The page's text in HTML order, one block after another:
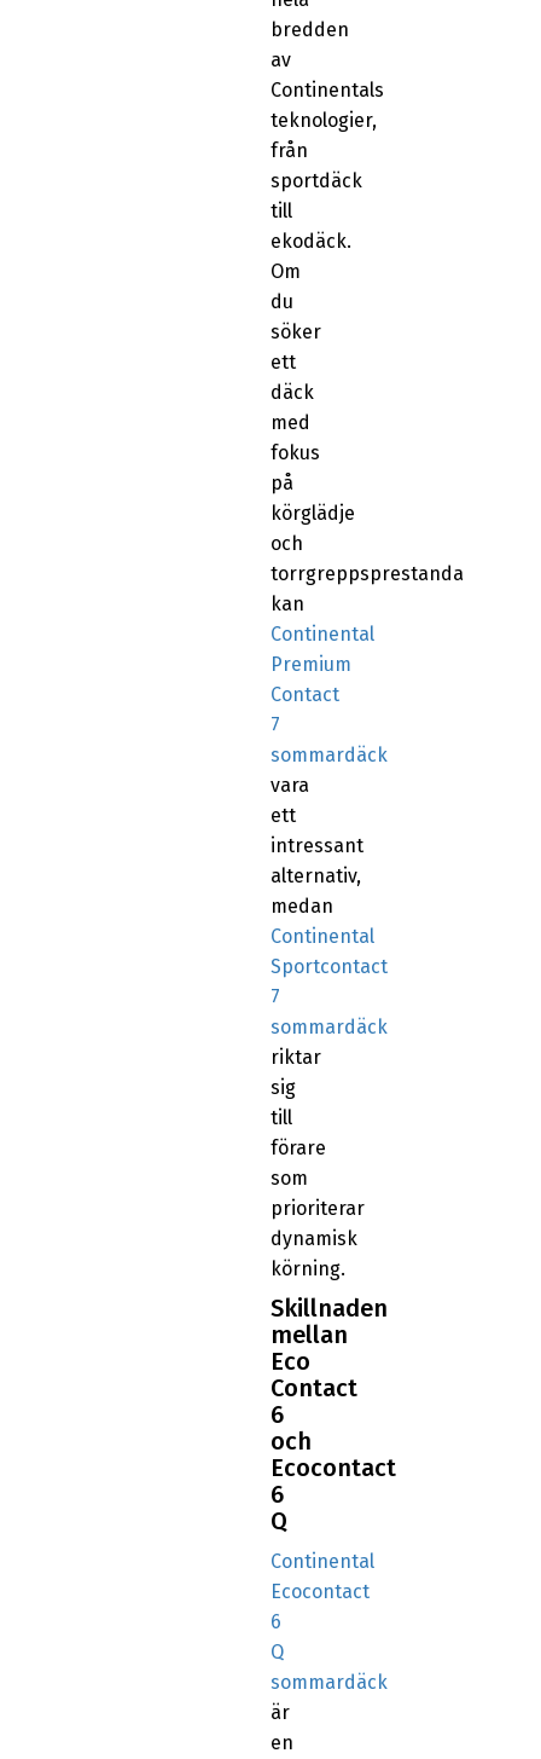
bredden
av
Continentals
teknologier,
från
sportdäck
till
ekodäck.
Om
du
söker
ett
däck
med
fokus
på
körglädje
och
torrgreppsprestanda
kan
Continental
Premium
Contact
7
sommardäck
vara
ett
intressant
alternativ,
medan
Continental
Sportcontact
7
sommardäck
riktar
sig
till
förare
som
prioriterar
dynamisk
körning.
Skillnaden
mellan
Eco
Contact
6
och
Ecocontact
6
Q
Continental
Ecocontact
6
Q
sommardäck
är
en